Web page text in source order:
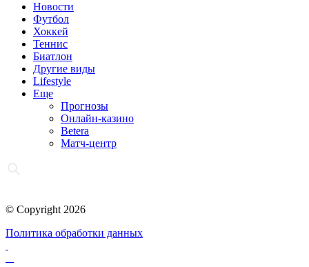
Новости
Футбол
Хоккей
Теннис
Биатлон
Другие виды
Lifestyle
Еще
Прогнозы
Онлайн-казино
Betera
Матч-центр
© Copyright 2026
Политика обработки данных